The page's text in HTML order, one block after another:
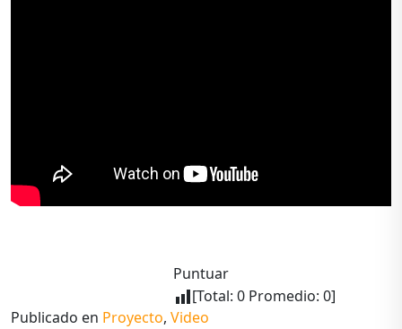
Puntuar
[Total: 0 Promedio: 0]
Publicado en Proyecto, Video